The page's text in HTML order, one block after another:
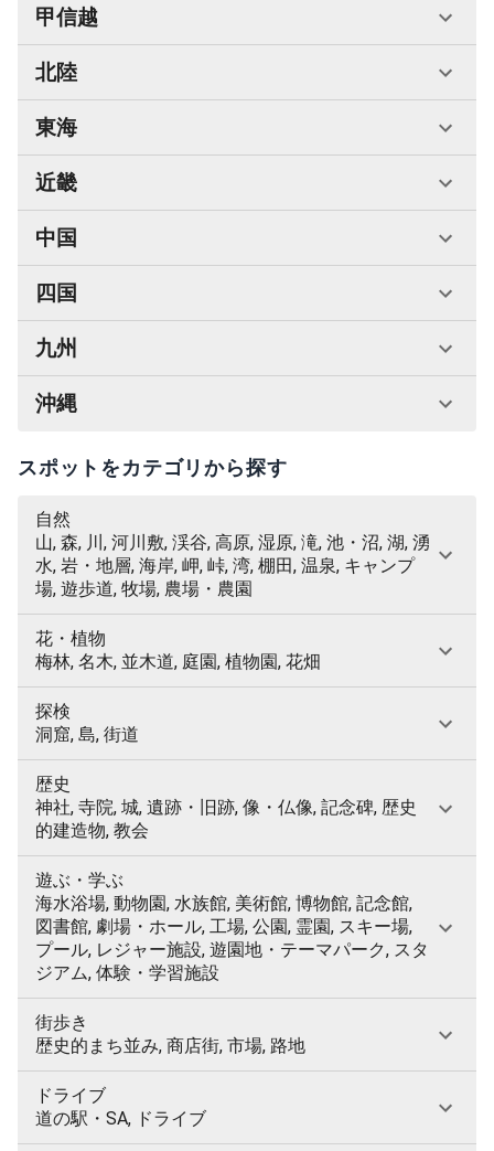
甲信越
北陸
東海
近畿
中国
四国
九州
沖縄
スポットをカテゴリから探す
自然
山, 森, 川, 河川敷, 渓谷, 高原, 湿原, 滝, 池・沼, 湖, 湧
水, 岩・地層, 海岸, 岬, 峠, 湾, 棚田, 温泉, キャンプ
場, 遊歩道, 牧場, 農場・農園
花・植物
梅林, 名木, 並木道, 庭園, 植物園, 花畑
探検
洞窟, 島, 街道
歴史
神社, 寺院, 城, 遺跡・旧跡, 像・仏像, 記念碑, 歴史
的建造物, 教会
遊ぶ・学ぶ
海水浴場, 動物園, 水族館, 美術館, 博物館, 記念館,
図書館, 劇場・ホール, 工場, 公園, 霊園, スキー場,
プール, レジャー施設, 遊園地・テーマパーク, スタ
ジアム, 体験・学習施設
街歩き
歴史的まち並み, 商店街, 市場, 路地
ドライブ
道の駅・SA, ドライブ